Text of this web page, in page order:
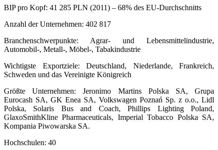
BIP pro Kopf: 41 285 PLN (2011) – 68% des EU-Durchschnitts
Anzahl der Unternehmen: 402 817
Branchenschwerpunkte: Agrar- und Lebensmittelindustrie,
Automobil-, Metall-, Möbel-, Tabakindustrie
Wichtigste Exportziele: Deutschland, Niederlande, Frankreich,
Schweden und das Vereinigte Königreich
Größte Unternehmen: Jeronimo Martins Polska SA, Grupa
Eurocash SA, GK Enea SA, Volkswagen Poznań Sp. z o.o., Lidl
Polska, Solaris Bus and Coach, Phillips Lighting Poland,
GlaxoSmithKline Pharmaceuticals, Imperial Tobacco Polska SA,
Kompania Piwowarska SA.
Hochschulen: 40